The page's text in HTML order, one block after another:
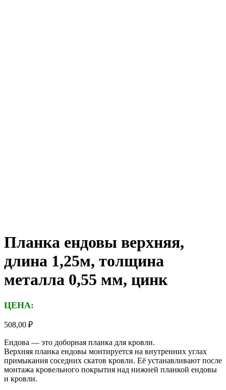
Планка ендовы верхняя,
длина 1,25м, толщина
металла 0,55 мм, цинк
ЦЕНА:
508,00 ₽
Ендова — это доборная планка для кровли.
Верхняя планка ендовы монтируется на внутренних углах
примыкания соседних скатов кровли. Её устанавливают после
монтажа кровельного покрытия над нижней планкой ендовы
и кровли.